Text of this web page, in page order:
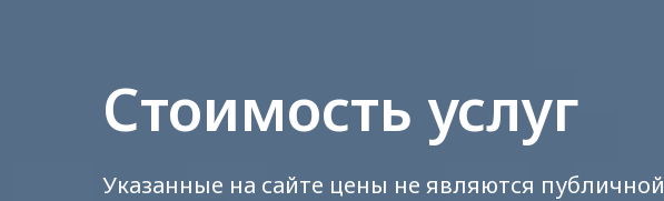
Стоимость услуг
Указанные на сайте цены не являются публичной